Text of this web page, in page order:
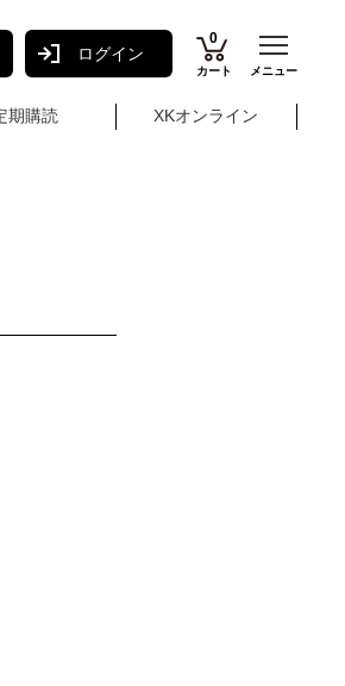
ログイン
0
カート メニュー
期購読 XKオンライン